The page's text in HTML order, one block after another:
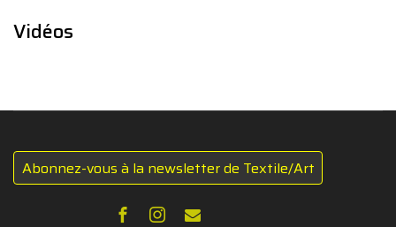
Vidéos
Abonnez-vous à la newsletter de Textile/Art